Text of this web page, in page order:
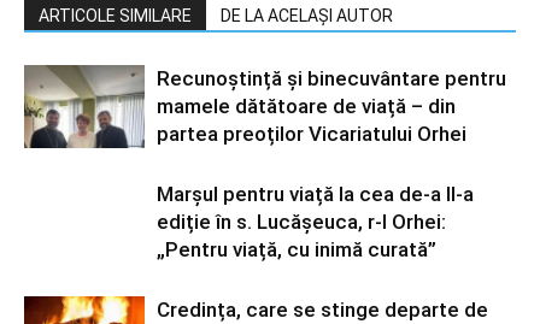
ARTICOLE SIMILARE DE LA ACELAȘI AUTOR
Recunoștință și binecuvântare pentru
mamele dătătoare de viață – din
partea preoților Vicariatului Orhei
Marșul pentru viață la cea de-a II-a
ediție în s. Lucășeuca, r-l Orhei:
„Pentru viață, cu inimă curată”
Credința, care se stinge departe de